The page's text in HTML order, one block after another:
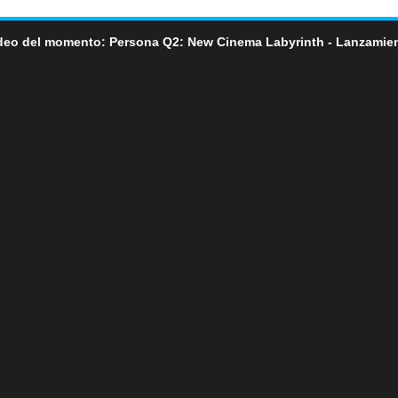
del momento: Persona Q2: New Cinema Labyrinth -